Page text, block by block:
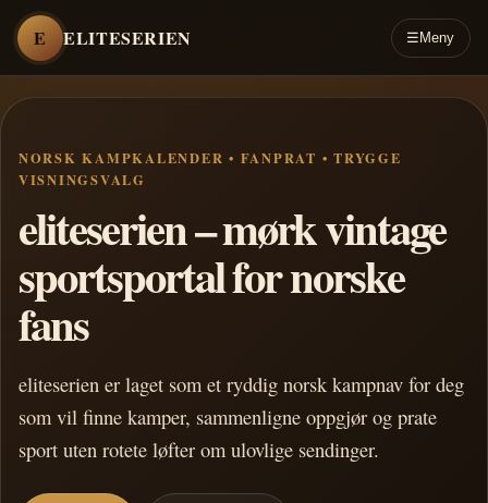
E ELITESERIEN ☰ Meny
NORSK KAMPKALENDER • FANPRAT • TRYGGE
VISNINGSVALG
eliteserien – mørk vintage
sportsportal for norske
fans
eliteserien er laget som et ryddig norsk kampnav for deg
som vil finne kamper, sammenligne oppgjør og prate
sport uten rotete løfter om ulovlige sendinger.